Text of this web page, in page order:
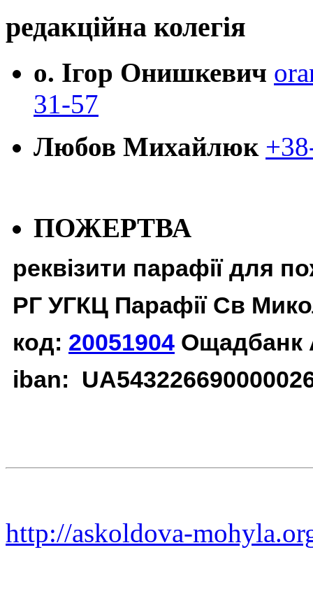
редакційна колегія
о. Ігор Онишкевич
31-57
Любов Михайлюк
ПОЖЕРТВА
реквізити парафії для
РГ УГКЦ Парафії Св
код: 20051904 Ощадбанк
iban:
http://askoldova-